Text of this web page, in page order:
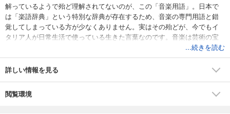
解っているようで殆ど理解されてないのが、この「音楽用語」。日本で
は「楽語辞典」という特別な辞典が存在するため、音楽の専門用語と錯
覚してしまっている方が少なくありません。実はその殆どが、今でもイ
タリア人が日常生活で使っている生きた言葉なのです。音楽は芸術の宝
庫イタリアに有り！！ですから、幼稚園生も小学生も大人も何の苦もな
く、音楽用語の意味する微妙なニュアンスを完全に把握しています。
本書は、世界的ピアニスト関孝弘とイタリア人ラーゴ・マリアンジェラ
単語を使った日常会話例と写真、実際の楽曲例とそのワンポイント・メ
...続きを読む
詳しい情報を見る
閲覧環境